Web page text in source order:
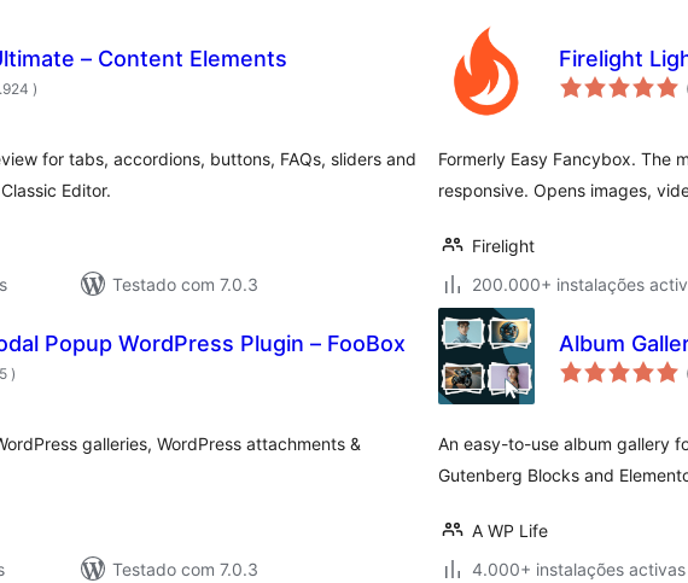
– Content Elements
classificações
)
for tabs, accordions, buttons, FAQs, sliders and
Editor.
Testado com 7.0.3
Firelight
Formerly Easy Fancybox. The
responsive. Opens images,
Firelight
200.000+ instalações
Popup WordPress Plugin – FooBox
classificações
)
galleries, WordPress attachments &
Testado com 7.0.3
Album
An easy-to-use album gallery
Gutenberg Blocks and
A WP Life
4.000+ instalações activas